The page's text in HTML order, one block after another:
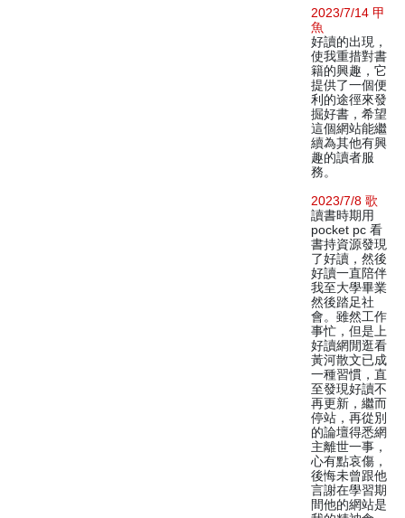
2023/7/14 甲
魚
好讀的出現，
使我重措對書
籍的興趣，它
提供了一個便
利的途徑來發
掘好書，希望
這個網站能繼
續為其他有興
趣的讀者服
務。
2023/7/8 歌
讀書時期用
pocket pc 看
書持資源發現
了好讀，然後
好讀一直陪伴
我至大學畢業
然後踏足社
會。雖然工作
事忙，但是上
好讀網閒逛看
黃河散文已成
一種習慣，直
至發現好讀不
再更新，繼而
停站，再從別
的論壇得悉網
主離世一事，
心有點哀傷，
後悔未曾跟他
言謝在學習期
間他的網站是